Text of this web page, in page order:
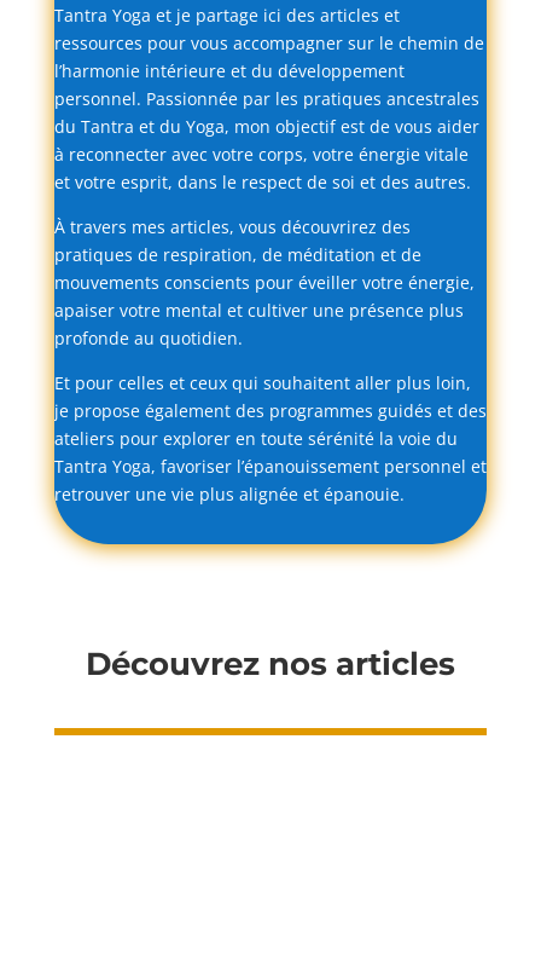
Tantra Yoga et je partage ici des articles et
ressources pour vous accompagner sur le chemin de
l’harmonie intérieure et du développement
personnel. Passionnée par les pratiques ancestrales
du Tantra et du Yoga, mon objectifest de vous aider
à reconnecter avec votre corps, votre énergie vitale
et votre esprit, dans le respect de soi et des autres.
À travers mes articles, vous découvrirez des
pratiques de respiration, de méditation et de
mouvements conscients pour éveiller votre énergie,
apaiser votre mental et cultiver une présence plus
profonde au quotidien.
Et pour celles et ceux qui souhaitent aller plus loin,
je propose également des programmes guidés et des
ateliers pour explorer en toute sérénité la voie du
Tantra Yoga, favoriser l’épanouissement personnel et
retrouver une vie plus alignée et épanouie.
Découvrez nos articles